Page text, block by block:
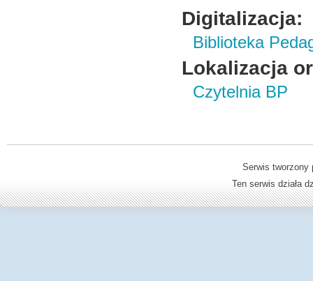
Digitalizacja:
Biblioteka
Lokalizacja
Czytelnia BP
Serwis
Ten serwis działa